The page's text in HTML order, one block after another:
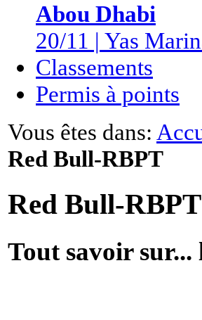
Abou Dhabi
20/11 | Yas
Classements
Permis à points
Vous êtes dans:
Red Bull-RBPT
Red Bull-RBPT
Tout savoir sur...